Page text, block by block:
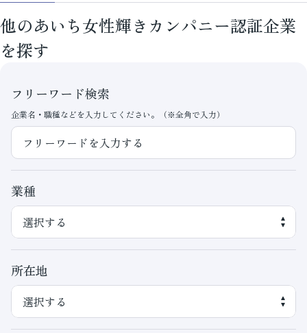
他のあいち女性輝きカンパニー認証企業
を探す
フリーワード検索
企業名・職種などを入力してください。（※全角で入力）
業種
所在地